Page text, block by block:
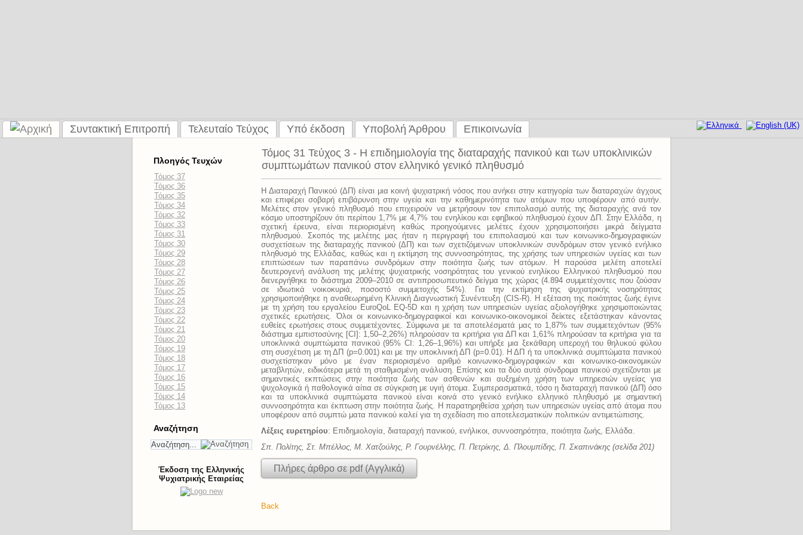
Συντακτική Επιτροπή Τελευταίο Τεύχος Υπό έκδοση Υποβολή Άρθρου Επικοινωνία
Πλοηγός Τευχών
Τόμος 37
Τόμος 36
Τόμος 35
Τόμος 34
Τόμος 32
Τόμος 33
Τόμος 31
Τόμος 30
Τόμος 29
Τόμος 28
Τόμος 27
Τόμος 26
Τόμος 25
Τόμος 24
Τόμος 23
Τόμος 22
Τόμος 21
Τόμος 20
Τόμος 19
Τόμος 18
Τόμος 17
Τόμος 16
Τόμος 15
Τόμος 14
Τόμος 13
Αναζήτηση
Έκδοση της Ελληνικής
Ψυχιατρικής Εταιρείας
Τόμος 31 Τεύχος 3 - Η επιδημιολογία της διαταραχής πανικού και των υποκλινικών
συμπτωμάτων πανικού στον ελληνικό γενικό πληθυσμό
Η Διαταραχή Πανικού (ΔΠ) είναι μια κοινή ψυχιατρική νόσος που ανήκει στην κατηγορία των διαταραχών άγχους
και επιφέρει σοβαρή επιβάρυνση στην υγεία και την καθημερινότητα των ατόμων που υποφέρουν από αυτήν.
Μελέτες στον γενικό πληθυσμό που επιχειρούν να μετρήσουν τον επιπολασμό αυτής της διαταραχής ανά τον
κόσμο υποστηρίζουν ότι περίπου 1,7% με 4,7% του ενηλίκου και εφηβικού πληθυσμού έχουν ΔΠ. Στην Ελλάδα, η
σχετική έρευνα, είναι περιορισμένη καθώς προηγούμενες μελέτες έχουν χρησιμοποιήσει μικρά δείγματα
πληθυσμού. Σκοπός της μελέτης μας ήταν η περιγραφή του επιπολασμού και των κοινωνικο-δημογραφικών
συσχετίσεων της διαταραχής πανικού (ΔΠ) και των σχετιζόμενων υποκλινικών συνδρόμων στον γενικό ενήλικο
πληθυσμό της Ελλάδας, καθώς και η εκτίμηση της συννοσηρότητας, της χρήσης των υπηρεσιών υγείας και των
επιπτώσεων των παραπάνω συνδρόμων στην ποιότητα ζωής των ατόμων. Η παρούσα μελέτη αποτελεί
δευτερογενή ανάλυση της μελέτης ψυχιατρικής νοσηρότητας του γενικού ενηλίκου Ελληνικού πληθυσμού που
διενεργήθηκε το διάστημα 2009–2010 σε αντιπροσωπευτικό δείγμα της χώρας (4.894 συμμετέχοντες που ζούσαν
σε ιδιωτικά νοικοκυριά, ποσοστό συμμετοχής 54%). Για την εκτίμηση της ψυχιατρικής νοσηρότητας
χρησιμοποιήθηκε η αναθεωρημένη Κλινική Διαγνωστική Συνέντευξη (CIS-R). Η εξέταση της ποιότητας ζωής έγινε
με τη χρήση του εργαλείου EuroQoL EQ-5D και η χρήση των υπηρεσιών υγείας αξιολογήθηκε χρησιμοποιώντας
σχετικές ερωτήσεις. Όλοι οι κοινωνικο-δημογραφικοί και κοινωνικο-οικονομικοί δείκτες εξετάστηκαν κάνοντας
ευθείες ερωτήσεις στους συμμετέχοντες. Σύμφωνα με τα αποτελέσματά μας το 1,87% των συμμετεχόντων (95%
διάστημα εμπιστοσύνης [CI]: 1,50–2,26%) πληρούσαν τα κριτήρια για ΔΠ και 1,61% πληρούσαν τα κριτήρια για τα
υποκλινικά συμπτώματα πανικού (95% CI: 1,26–1,96%) και υπήρξε μια ξεκάθαρη υπεροχή του θηλυκού φύλου
στη συσχέτιση με τη ΔΠ (p=0.001) και με την υποκλινική ΔΠ (p=0.01). Η ΔΠ ή τα υποκλινικά συμπτώματα πανικού
συσχετίστηκαν μόνο με έναν περιορισμένο αριθμό κοινωνικο-δημογραφικών και κοινωνικο-οικονομικών
μεταβλητών, ειδικότερα μετά τη σταθμισμένη ανάλυση. Επίσης και τα δύο αυτά σύνδρομα πανικού σχετίζονται με
σημαντικές εκπτώσεις στην ποιότητα ζωής των ασθενών και αυξημένη χρήση των υπηρεσιών υγείας για
ψυχολογικά ή παθολογικά αίτια σε σύγκριση με υγιή άτομα. Συμπερασματικά, τόσο η διαταραχή πανικού (ΔΠ) όσο
και τα υποκλινικά συμπτώματα πανικού είναι κοινά στο γενικό ενήλικο ελληνικό πληθυσμό με σημαντική
συννοσηρότητα και έκπτωση στην ποιότητα ζωής. Η παρατηρηθείσα χρήση των υπηρεσιών υγείας από άτομα που
υποφέρουν από συμπτώ ματα πανικού καλεί για τη σχεδίαση πιο αποτελεσματικών πολιτικών αντιμετώπισης.
Λέξεις ευρετηρίου: Επιδημιολογία, διαταραχή πανικού, ενήλικοι, συννοσηρότητα, ποιότητα ζωής, Ελλάδα.
Σπ. Πολίτης, Στ. Μπέλλος, Μ. Χατζούλης, Ρ. Γουρνέλλης, Π. Πετρίκης, Δ. Πλουμπίδης, Π. Σκαπινάκης (σελίδα 201)
Πλήρες άρθρο σε pdf (Αγγλικά)
Back